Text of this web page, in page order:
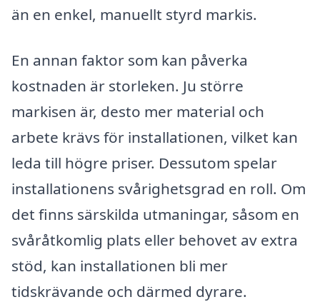
än en enkel, manuellt styrd markis.
En annan faktor som kan påverka
kostnaden är storleken. Ju större
markisen är, desto mer material och
arbete krävs för installationen, vilket kan
leda till högre priser. Dessutom spelar
installationens svårighetsgrad en roll. Om
det finns särskilda utmaningar, såsom en
svåråtkomlig plats eller behovet av extra
stöd, kan installationen bli mer
tidskrävande och därmed dyrare.